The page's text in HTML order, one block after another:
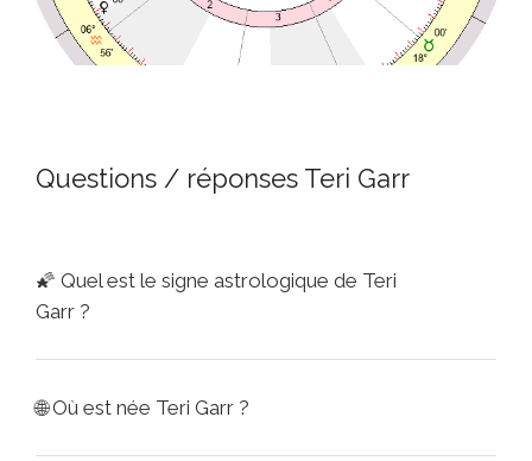
Questions / réponses Teri Garr
🌠 Quel est le signe astrologique de Teri
Garr ?
🌐Où est née Teri Garr ?